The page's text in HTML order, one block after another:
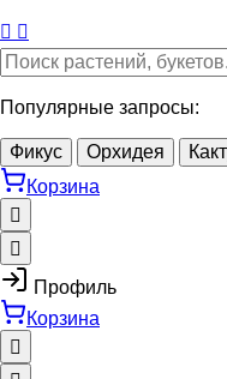
Популярные запросы:
Фикус Орхидея
Корзина
Профиль
Корзина